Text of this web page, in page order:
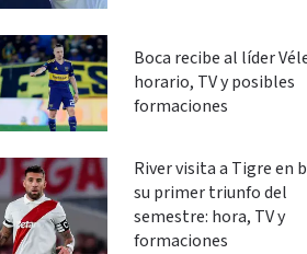
Boca recibe al líder
horario, TV y posibles
formaciones
River visita a Tigre en
su primer triunfo del
semestre: hora, TV y
formaciones